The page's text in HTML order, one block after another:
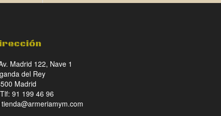
Madrid 122, Nave 1
del Rey
Madrid
91 199 46 96